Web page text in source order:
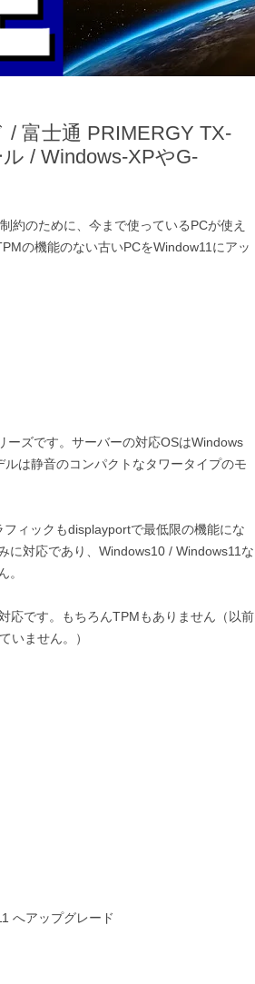
/ 富士通 PRIMERGY TX-
/ Windows-XPやG-
約のために、今まで使っているPCが使え
の機能のない古いPCをWindow11にアッ
ーズです。サーバーの対応OSはWindows
は静音のコンパクトなタワータイプのモ
ィックもdisplayportで最低限の機能にな
に対応であり、Windows10 / Windows11な
。
です。もちろんTPMもありません（以前
いません。）
へアップグレード